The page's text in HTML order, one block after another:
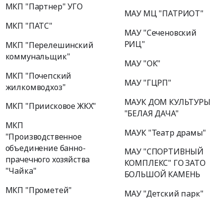
МКП "Партнер" УГО
МКП "ПАТС"
МКП "Перелешинский
коммунальщик"
МКП "Почепский
жилкомводхоз"
МКП "Приисковое ЖКХ"
МКП
"Производственное
объединение банно-
прачечного хозяйства
"Чайка"
МКП "Прометей"
МАУ МЦ "ПАТРИОТ"
МАУ "Сеченовский
РИЦ"
МАУ "ОК"
МАУ "ГЦРП"
МАУК ДОМ КУЛЬТУРЫ
"БЕЛАЯ ДАЧА"
МАУК "Театр драмы"
МАУ "СПОРТИВНЫЙ
КОМПЛЕКС" ГО ЗАТО
БОЛЬШОЙ КАМЕНЬ
МАУ "Детский парк"